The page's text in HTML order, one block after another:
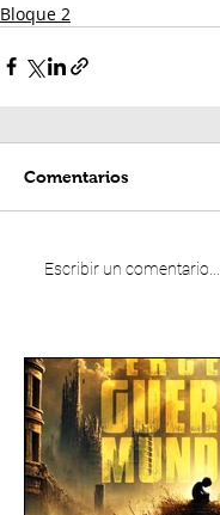
Bloque 2
Comentarios
Escribir un comentario...